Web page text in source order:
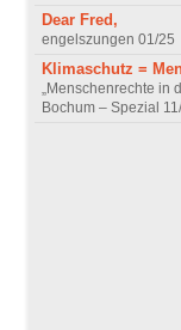
Dear Fred,
engelszungen 01/25
Klimaschutz =
„Menschenrechte in
Bochum – Spezial